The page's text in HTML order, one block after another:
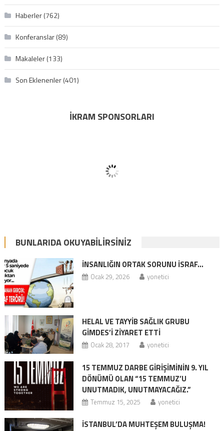
Haberler(762)
Konferanslar(89)
Makaleler(133)
Son Eklenenler(401)
İKRAM SPONSORLARI
BUNLARIDA OKUYABILIRSINIZ
İNSANLIĞIN ORTAK SORUNU İSRAF…
Ocak 29, 2026 yonetici
HELAL VE TAYYİB SAĞLIK GRUBU
GİMDES’I ZİYARET ETTİ
Ocak 28, 2017 yonetici
15 TEMMUZ DARBE GİRİŞİMİNİN 9. YIL
DÖNÜMÜ OLAN “15 TEMMUZ’U
UNUTMADIK, UNUTMAYACAĞIZ.”
Temmuz 15, 2025 yonetici
İSTANBUL’DA MUHTEŞEM BULUŞMA!